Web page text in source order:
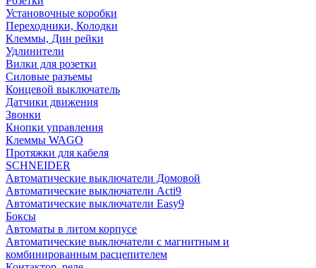
Установочные коробки
Переходники, Колодки
Клеммы, Дин рейки
Удлинители
Вилки для розетки
Силовые разъемы
Концевой выключатель
Датчики движения
Звонки
Кнопки управления
Клеммы WAGO
Протяжки для кабеля
SCHNEIDER
Автоматические выключатели Домовой
Автоматические выключатели Acti9
Автоматические выключатели Easy9
Боксы
Автоматы в литом корпусе
Автоматические выключатели с магнитным и
комбинированным расцепителем